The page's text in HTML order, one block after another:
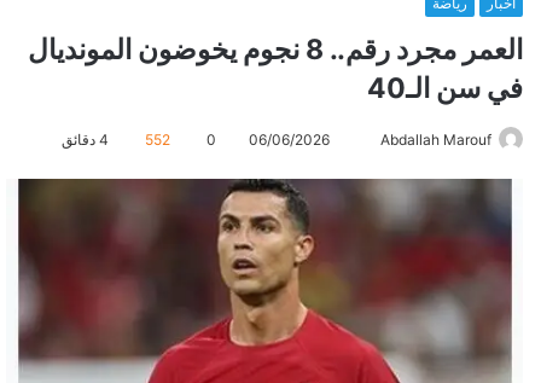
العمر مجرد رقم.. 8 نجوم يخوضون المونديال
في سن الـ40
Abdallah Marouf
د
ا
06/06/2026
0
552